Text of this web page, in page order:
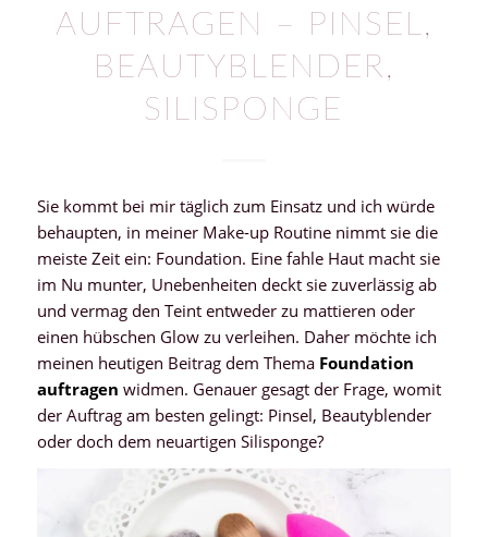
AUFTRAGEN – PINSEL,
BEAUTYBLENDER,
SILISPONGE
Sie kommt bei mir täglich zum Einsatz und ich würde
behaupten, in meiner Make-up Routine nimmt sie die
meiste Zeit ein: Foundation. Eine fahle Haut macht sie
im Nu munter, Unebenheiten deckt sie zuverlässig ab
und vermag den Teint entweder zu mattieren oder
einen hübschen Glow zu verleihen. Daher möchte ich
meinen heutigen Beitrag dem Thema Foundation
auftragen widmen. Genauer gesagt der Frage, womit
der Auftrag am besten gelingt: Pinsel, Beautyblender
oder doch dem neuartigen Silisponge?